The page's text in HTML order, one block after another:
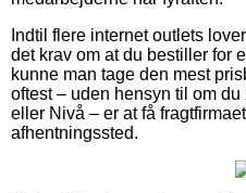
Indtil flere internet outlets
det krav om at du bestiller for
kunne man tage den mest
oftest – uden hensyn til om
eller Nivå – er at få
afhentningssted.